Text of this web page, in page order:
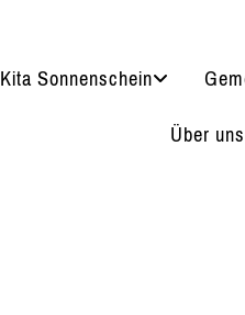
Kita Sonnenschein
Über uns